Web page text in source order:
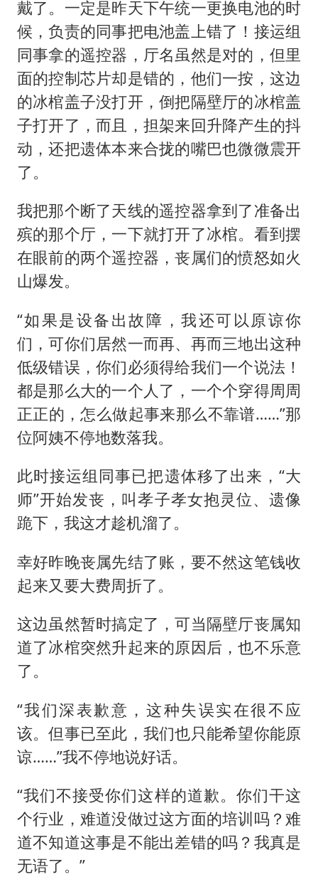
戴了。一定是昨天下午统一更换电池的时
候，负责的同事把电池盖上错了！接运组
同事拿的遥控器，厅名虽然是对的，但里
面的控制芯片却是错的，他们一按，这边
的冰棺盖子没打开，倒把隔壁厅的冰棺盖
子打开了，而且，担架来回升降产生的抖
动，还把遗体本来合拢的嘴巴也微微震开
了。
我把那个断了天线的遥控器拿到了准备出
殡的那个厅，一下就打开了冰棺。看到摆
在眼前的两个遥控器，丧属们的愤怒如火
山爆发。
“如果是设备出故障，我还可以原谅你
们，可你们居然一而再、再而三地出这种
低级错误，你们必须得给我们一个说法！
都是那么大的一个人了，一个个穿得周周
正正的，怎么做起事来那么不靠谱……”那
位阿姨不停地数落我。
此时接运组同事已把遗体移了出来，“大
师”开始发丧，叫孝子孝女抱灵位、遗像
跪下，我这才趁机溜了。
幸好昨晚丧属先结了账，要不然这笔钱收
起来又要大费周折了。
这边虽然暂时搞定了，可当隔壁厅丧属知
道了冰棺突然升起来的原因后，也不乐意
了。
“我们深表歉意，这种失误实在很不应
该。但事已至此，我们也只能希望你能原
谅……”我不停地说好话。
“我们不接受你们这样的道歉。你们干这
个行业，难道没做过这方面的培训吗？难
道不知道这事是不能出差错的吗？我真是
无语了。”